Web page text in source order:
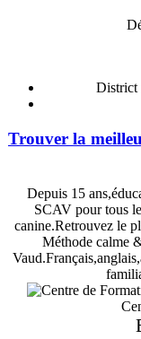
District
Trouver la
Depuis 15
SCAV pour tous
canine.Retrouvez le
Méthode calme